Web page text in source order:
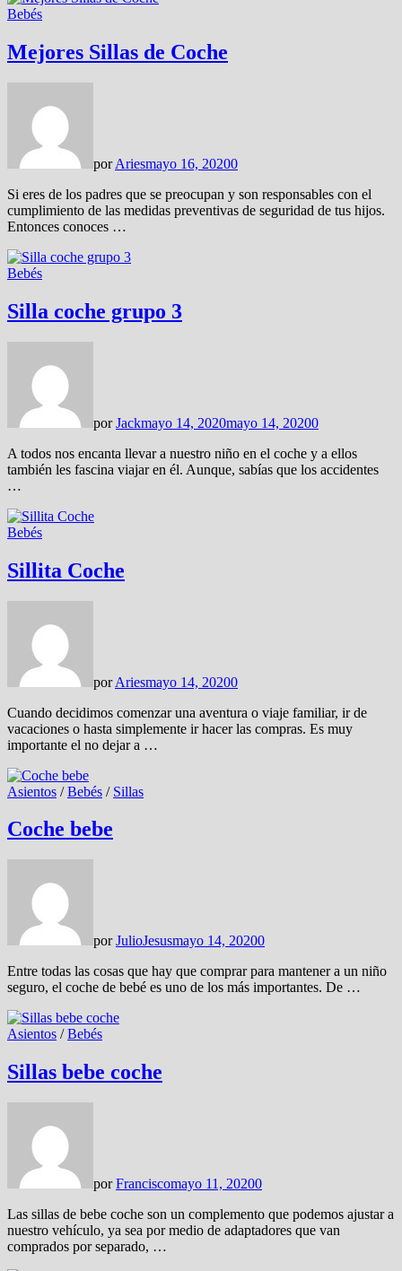
Bebés
Mejores Sillas de Coche
porAriesmayo 16, 20200
Si eres de los padres que se preocupan y son responsables con el
cumplimiento de las medidas preventivas de seguridad de tus hijos.
Entonces conoces …
Bebés
Silla coche grupo 3
porJackmayo 14, 2020mayo 14, 20200
A todos nos encanta llevar a nuestro niño en el coche y a ellos
también les fascina viajar en él. Aunque, sabías que los accidentes
…
Bebés
Sillita Coche
porAriesmayo 14, 20200
Cuando decidimos comenzar una aventura o viaje familiar, ir de
vacaciones o hasta simplemente ir hacer las compras. Es muy
importante el no dejar a …
Asientos /Bebés / Sillas
Coche bebe
porJulioJesusmayo 14, 20200
Entre todas las cosas que hay que comprar para mantener a un niño
seguro, el coche de bebé es uno de los más importantes. De …
Asientos /Bebés
Sillas bebe coche
porFranciscomayo 11, 20200
Las sillas de bebe coche son un complemento que podemos ajustar a
nuestro vehículo, ya sea por medio de adaptadores que van
comprados por separado, …